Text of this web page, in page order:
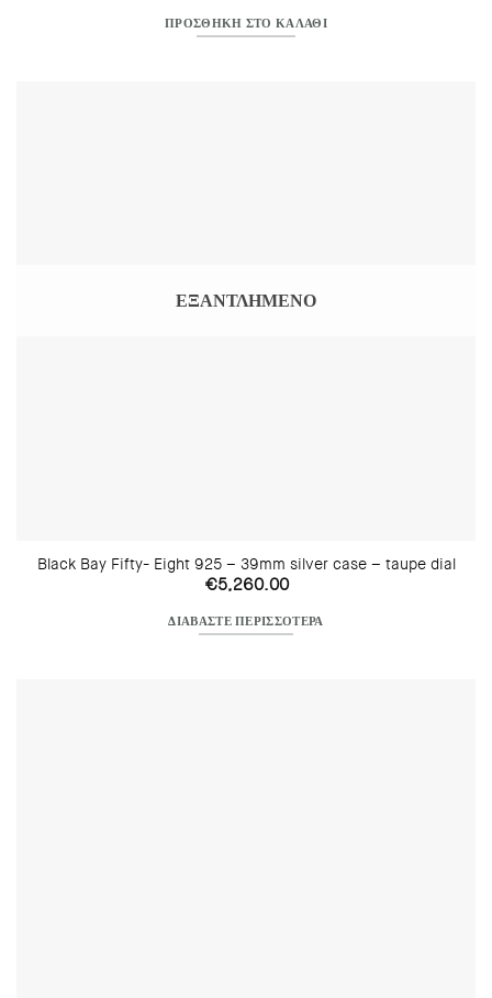
ΠΡΟΣΘΉΚΗ ΣΤΟ ΚΑΛΆΘΙ
ΕΞΑΝΤΛΗΜΈΝΟ
Black Bay Fifty- Eight 925 – 39mm silver case – taupe dial
€5,260.00
ΔΙΑΒΆΣΤΕ ΠΕΡΙΣΣΌΤΕΡΑ